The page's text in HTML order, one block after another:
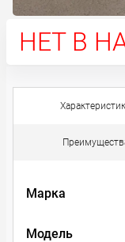
НЕТ В
Марка
Модель